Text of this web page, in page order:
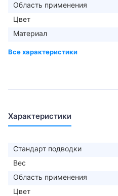
Область применения
Цвет
Материал
Характеристики
Стандарт подводки
Вес
Область применения
Цвет